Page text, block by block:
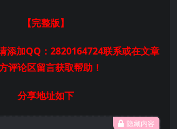
【完整版】
添加QQ：2820164724联系或在文章
评论区留言获取帮助！
分享地址如下
隐藏内容